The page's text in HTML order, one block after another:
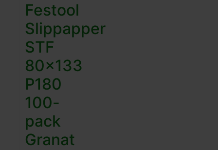
Festool
Slippapper
STF
80×133
P180
100-
pack
Granat